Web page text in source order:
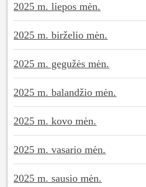
2025 m. liepos mėn.
2025 m. birželio mėn.
2025 m. gegužės mėn.
2025 m. balandžio mėn.
2025 m. kovo mėn.
2025 m. vasario mėn.
2025 m. sausio mėn.